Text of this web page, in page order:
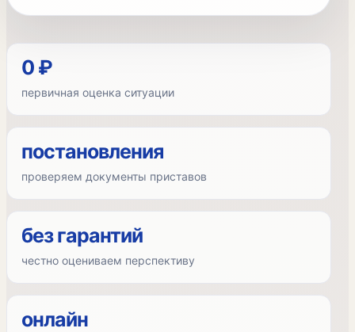
0 ₽
первичная оценка ситуации
постановления
проверяем документы приставов
без гарантий
честно оцениваем перспективу
онлайн